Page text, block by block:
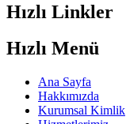
Hızlı Linkler
Hızlı Menü
Ana Sayfa
Hakkımızda
Kurumsal Kimlik